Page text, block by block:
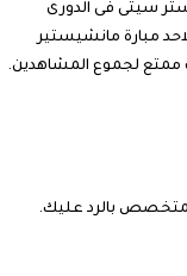
سيتى فى الدورى
مبارة مانشيستير
ممتع لجموع المشاهدين.
بالرد عليك.